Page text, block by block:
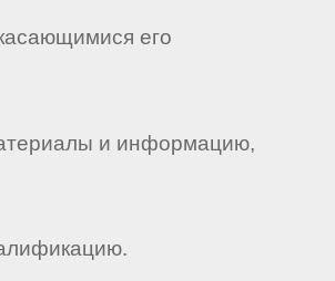
его
и информацию,